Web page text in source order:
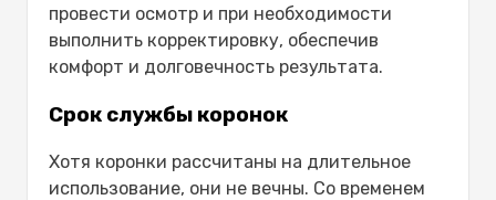
провести осмотр и при необходимости
выполнить корректировку, обеспечив
комфорт и долговечность результата.
Срок службы коронок
Хотя коронки рассчитаны на длительное
использование, они не вечны. Со временем